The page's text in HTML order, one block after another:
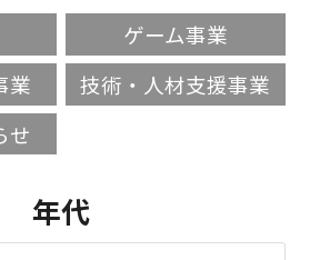
ゲーム事業
業
技術・人材支援事業
せ
年代